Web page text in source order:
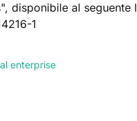
disponibile al seguente
1
enterprise